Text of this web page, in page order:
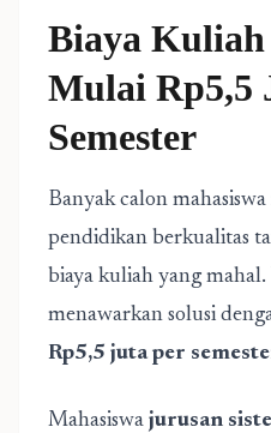
Biaya
Mulai Rp5,5
Semester
Banyak calon
pendidikan berkualitas
biaya kuliah yang mahal.
menawarkan solusi
Rp5,5 juta per
Mahasiswa jurusan